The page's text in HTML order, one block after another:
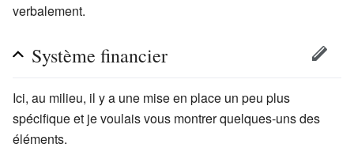
verbalement.
Système financier
Ici, au milieu, il y a une mise en place un peu plus
spécifique et je voulais vous montrer quelques-uns des
éléments.